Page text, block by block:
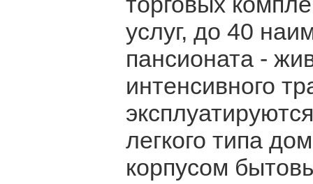
услуг, до 40
пансионата -
интенсивного
легкого типа
корпусом